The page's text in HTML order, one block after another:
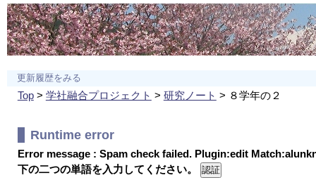
更新履歴をみる
Top> 学社融合プロジェクト > 研究ノート > ８学年の２
Runtime error
Error message : Spam check failed. Plugin:edit
下の二つの単語を入力してください。